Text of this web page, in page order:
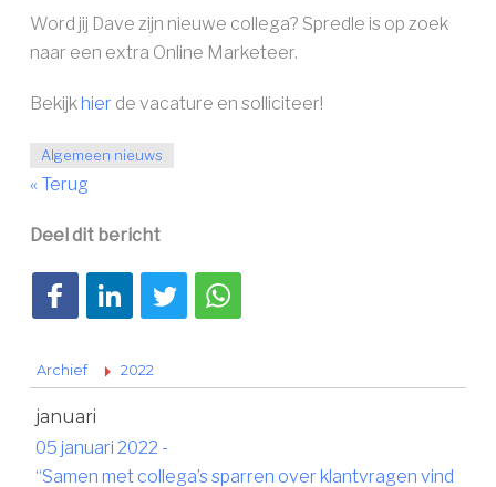
Word jij Dave zijn nieuwe collega? Spredle is op zoek
naar een extra Online Marketeer.
Bekijkhier de vacature en solliciteer!
Algemeen nieuws
« Terug
Deel dit bericht
Deel op FacebookDeel op LinkedInDeel op TwitterDeel via WhatsApp
Archief 2022
januari
05 januari 2022 -
“Samen met collega’s sparren over klantvragen vind